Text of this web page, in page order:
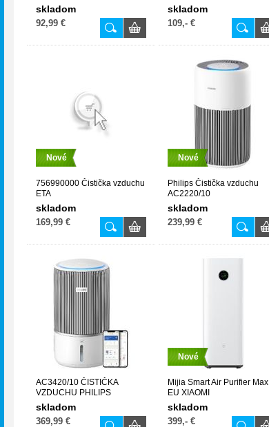
skladom
92,99 €
skladom
109,- €
Nové
756990000 Čistička vzduchu
ETA
skladom
169,99 €
Nové
Philips Čistička vzduchu
AC2220/10
skladom
239,99 €
AC3420/10 ČISTIČKA
VZDUCHU PHILIPS
skladom
369,99 €
Nové
Mijia Smart Air Purifier Max
EU XIAOMI
skladom
399,- €